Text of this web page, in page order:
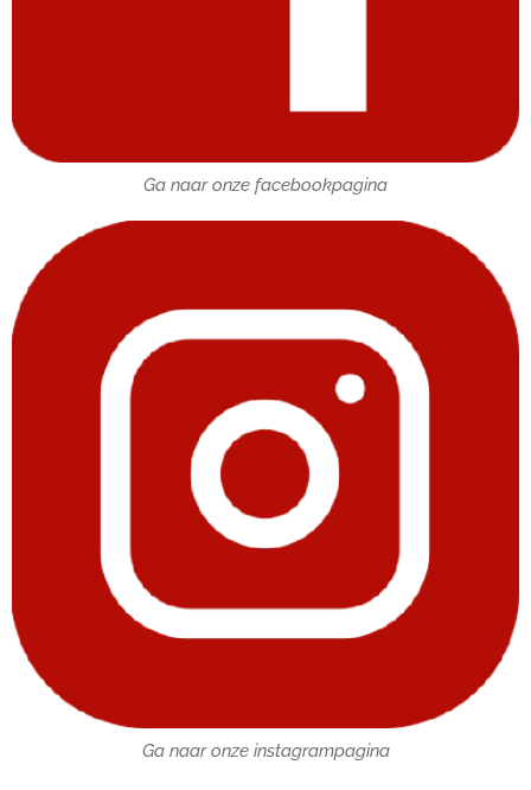
Ga naar onze facebookpagina
Ga naar onze instagrampagina